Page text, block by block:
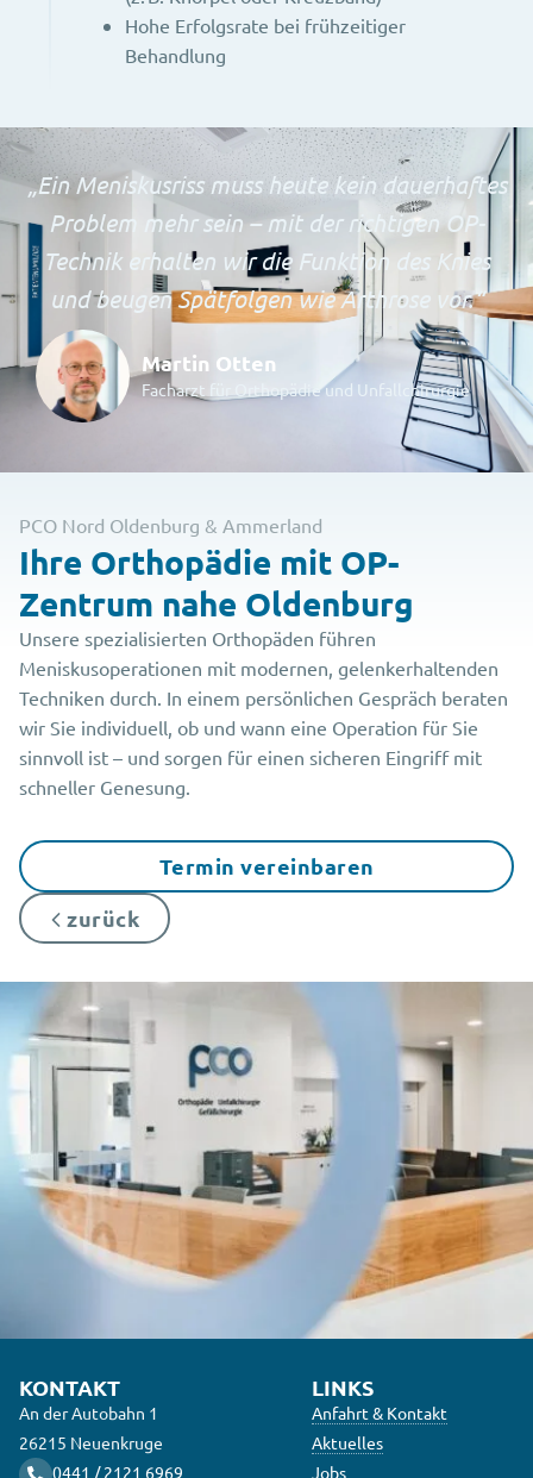
Hohe Erfolgsrate bei frühzeitiger
Behandlung
„Ein Meniskusriss muss heute kein dauerhaftes
Problem mehr sein – mit der richtigen OP-
Technik erhalten wir die Funktion des Knies
und beugen Spätfolgen wie Arthrose vor.“
Martin Otten
Facharzt für Orthopädie und Unfallchirurgie
PCO Nord Oldenburg & Ammerland
Ihre Orthopädie mit OP-
Zentrum nahe Oldenburg
Unsere spezialisierten Orthopäden führen
Meniskusoperationen mit modernen, gelenkerhaltenden
Techniken durch. In einem persönlichen Gespräch beraten
wir Sie individuell, ob und wann eine Operation für Sie
sinnvoll ist – und sorgen für einen sicheren Eingriff mit
schneller Genesung.
zurück
Termin vereinbaren
KONTAKT
An der Autobahn 1
26215 Neuenkruge
0441 / 2121 6969
LINKS
Anfahrt & Kontakt
Aktuelles
Jobs